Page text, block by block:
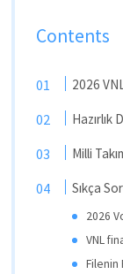
Contents
2026
Hazırlık
Milli
Sıkça
2026
VNL
Filenin